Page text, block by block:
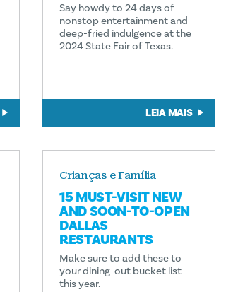
Say howdy to 24 days of
nonstop entertainment and
deep-fried indulgence at the
2024 State Fair of Texas.
LEIA MAIS
Crianças e Família
15 MUST-VISIT NEW
AND SOON-TO-OPEN
DALLAS
RESTAURANTS
Make sure to add these to
your dining-out bucket list
this year.